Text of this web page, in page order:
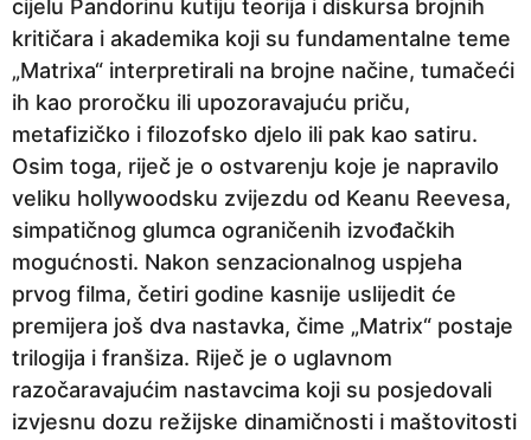
cijelu Pandorinu kutiju teorija i diskursa brojnih
kritičara i akademika koji su fundamentalne teme
„Matrixa“ interpretirali na brojne načine, tumačeći
ih kao proročku ili upozoravajuću priču,
metafizičko i filozofsko djelo ili pak kao satiru.
Osim toga, riječ je o ostvarenju koje je napravilo
veliku hollywoodsku zvijezdu od Keanu Reevesa,
simpatičnog glumca ograničenih izvođačkih
mogućnosti. Nakon senzacionalnog uspjeha
prvog filma, četiri godine kasnije uslijedit će
premijera još dva nastavka, čime „Matrix“ postaje
trilogija i franšiza. Riječ je o uglavnom
razočaravajućim nastavcima koji su posjedovali
izvjesnu dozu režijske dinamičnosti i maštovitosti